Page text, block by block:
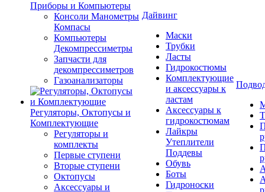
Приборы и Компьютеры
Консоли Манометры
Компасы
Компьютеры
Декомпрессиметры
Запчасти для
декомпрессиметров
Газоанализаторы
Регуляторы, Октопусы и
Комплектующие
Регуляторы и
комплекты
Первые ступени
Вторые ступени
Октопусы
Аксессуары и
Дайвинг
Маски
Трубки
Ласты
Гидрокостюмы
Комплектующие
и аксессуары к
ластам
Аксессуары к
гидрокостюмам
Лайкры
Утеплители
Поддевы
Обувь
Боты
Гидроноски